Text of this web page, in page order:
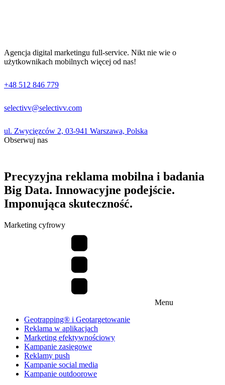
Agencja digital marketingu full-service. Nikt nie wie o
użytkownikach mobilnych więcej od nas!
+48 512 846 779
selectivv@selectivv.com
ul. Zwycięzców 2, 03-941 Warszawa, Polska
Obserwuj nas
Precyzyjna reklama mobilna i badania
Big Data. Innowacyjne podejście.
Imponująca skuteczność.
Marketing cyfrowy
Menu
Geotrapping® i Geotargetowanie
Reklama w aplikacjach
Marketing efektywnościowy
Kampanie zasięgowe
Reklamy push
Kampanie social media
Kampanie outdoorowe